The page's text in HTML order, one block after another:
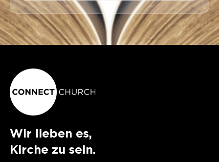
Wir lieben es,
Kirche zu sein.